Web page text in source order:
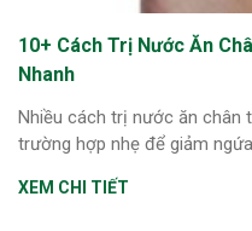
10+ Cách Trị Nước Ăn
Nhanh
Nhiều cách trị nước ăn chân
trường hợp nhẹ để giảm ngứa
XEM CHI TIẾT